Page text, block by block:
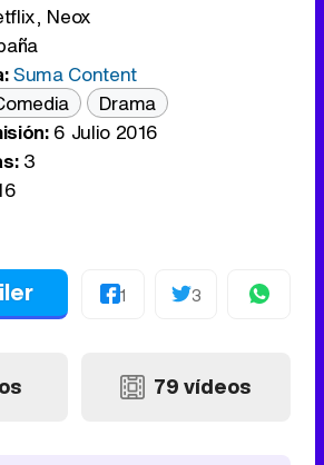
Neox
Suma Content
Drama
6 Julio 2016
3
1 3
79 vídeos